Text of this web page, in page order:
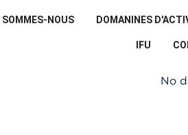
SOMMES-NOUS DOMANINES
IFU
No